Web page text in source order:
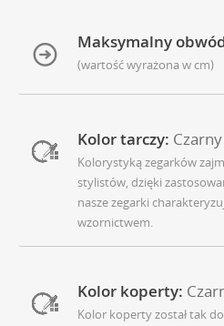
Maksymalny
(wartość wyrażona w cm)
Kolor tarczy: Czarny
Kolorystyką zegarków
stylistów, dzięki
nasze zegarki
wzornictwem.
Kolor koperty:
Kolor koperty został tak